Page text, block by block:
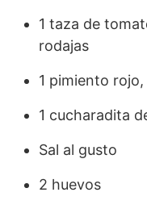
1 taza de
rodajas
1 pimiento
1 cucharadita
Sal al gusto
2 huevos